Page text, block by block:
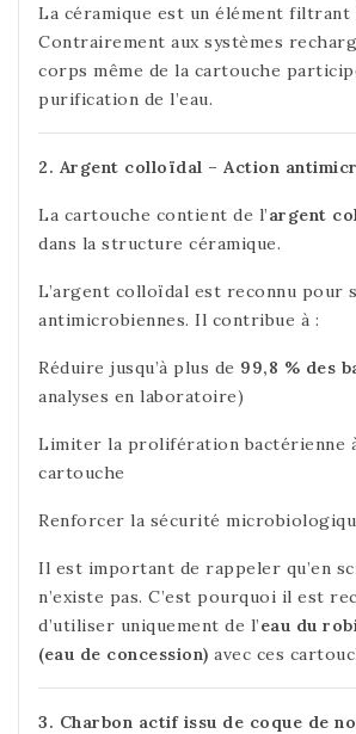
La céramique est un élément
Contrairement aux systèmes
corps même de la cartouche
purification de l’eau.
2. Argent colloïdal – Action
La cartouche contient de l’argent
dans la structure céramique.
L’argent colloïdal est reconnu pour
antimicrobiennes. Il contribue à :
Réduire jusqu’à plus de 99,8 % des
analyses en laboratoire)
Limiter la prolifération bactérienne
cartouche
Renforcer la sécurité
Il est important de rappeler qu’en
n’existe pas. C’est pourquoi il est
d’utiliser uniquement de l’eau du
(eau de concession) avec ces
3. Charbon actif issu de coque de